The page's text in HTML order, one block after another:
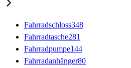
Fahrradschloss348
Fahrradtasche281
Fahrradpumpe144
Fahrradanhänger80